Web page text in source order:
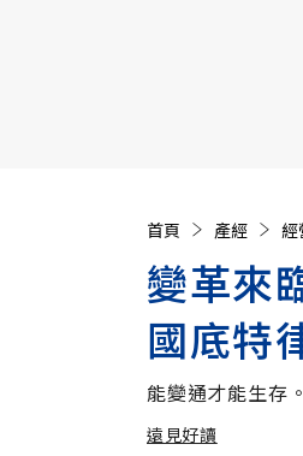
首頁 產經 經
變革來
國底特
能變通才能生存。
遠見好讀